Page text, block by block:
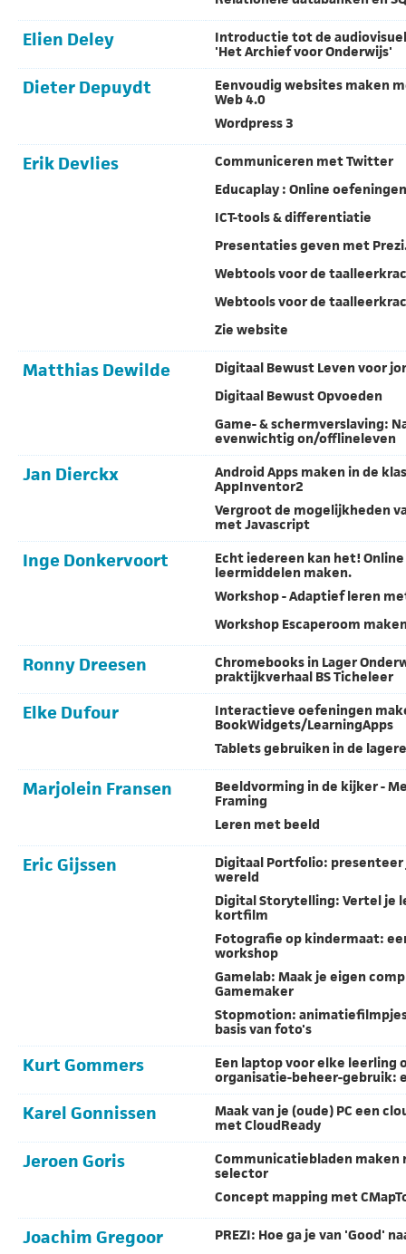
Elien Deley
Introductie tot de
'Het Archief voor Onderwijs'
Dieter Depuydt
Eenvoudig websites maken
Web 4.0
Wordpress 3
Erik Devlies
Communiceren met Twitter
Educaplay : Online
ICT-tools & differentiatie
Presentaties geven met
Webtools voor de
Webtools voor de
Zie website
Matthias Dewilde
Digitaal Bewust Leven voor
Digitaal Bewust Opvoeden
Game- & schermverslaving:
evenwichtig on/offlineleven
Jan Dierckx
Android Apps maken in de
AppInventor2
Vergroot de mogelijkheden
met Javascript
Inge Donkervoort
Echt iedereen kan het!
leermiddelen maken.
Workshop - Adaptief leren
Workshop Escaperoom
Ronny Dreesen
Chromebooks in Lager
praktijkverhaal BS Ticheleer
Elke Dufour
Interactieve oefeningen
BookWidgets/LearningApps
Tablets gebruiken in de
Marjolein Fransen
Beeldvorming in de kijker -
Framing
Leren met beeld
Eric Gijssen
Digitaal Portfolio: presenteer
wereld
Digital Storytelling: Vertel je
kortfilm
Fotografie op kindermaat:
workshop
Gamelab: Maak je eigen
Gamemaker
Stopmotion:
basis van foto's
Kurt Gommers
Een laptop voor elke leerling
organisatie-beheer-gebruik:
Karel Gonnissen
Maak van je (oude) PC een
met CloudReady
Jeroen Goris
Communicatiebladen maken
selector
Concept mapping met
Joachim Gregoor
PREZI: Hoe ga je van 'Good'